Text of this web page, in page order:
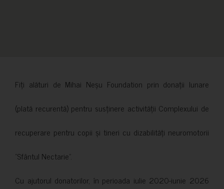
Fiți alături de Mihai Neșu Foundation prin donații lunare
(plată recurentă) pentru susținere activității Complexului de
recuperare pentru copii și tineri cu dizabilități neuromotorii
”Sfântul Nectarie”.
Cu ajutorul donatorilor, în perioada iulie 2020-iunie 2026